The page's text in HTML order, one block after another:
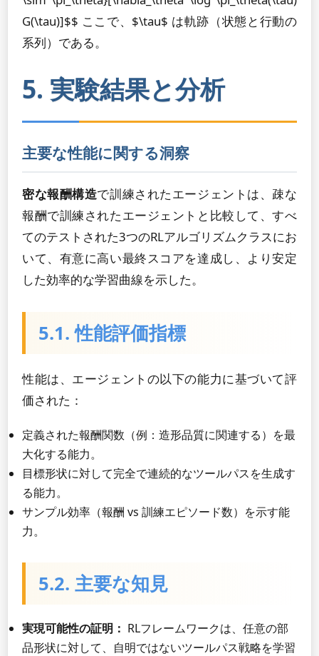
G(\tau)]$$ ここで、$\tau$ は軌跡（状態と行動の
系列）である。
5. 実験結果と分析
主要な性能に関する洞察
密な報酬構造で訓練されたエージェントは、疎な
報酬で訓練されたエージェントと比較して、すべ
てのテストされた3つのRLアルゴリズムクラスにお
いて、有意に高い最終スコアを達成し、より安定
した効率的な学習曲線を示した。
5.1. 性能評価指標
性能は、エージェントの以下の能力に基づいて評
価された：
定義された報酬関数（例：造形品質に関連する）を最
大化する能力。
目標形状に対して完全で連続的なツールパスを生成す
る能力。
サンプル効率（報酬 vs 訓練エピソード数）を示す能
力。
5.2. 主要な知見
実現可能性の証明： RLフレームワークは、任意の部
品形状に対して、自明ではないツールパス戦略を学習